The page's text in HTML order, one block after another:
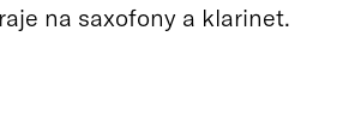
na saxofony a klarinet.